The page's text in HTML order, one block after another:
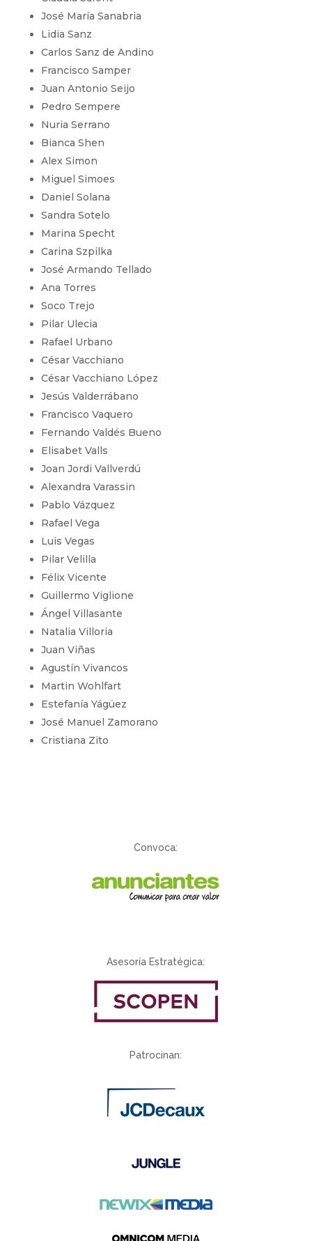
José María Sanabria
Lidia Sanz
Carlos Sanz de Andino
Francisco Samper
Juan Antonio Seijo
Pedro Sempere
Nuria Serrano
Bianca Shen
Alex Simon
Miguel Simoes
Daniel Solana
Sandra Sotelo
Marina Specht
Carina Szpilka
José Armando Tellado
Ana Torres
Soco Trejo
Pilar Ulecia
Rafael Urbano
César Vacchiano
César Vacchiano López
Jesús Valderrábano
Francisco Vaquero
Fernando Valdés Bueno
Elisabet Valls
Joan Jordi Vallverdú
Alexandra Varassin
Pablo Vázquez
Rafael Vega
Luis Vegas
Pilar Velilla
Félix Vicente
Guillermo Viglione
Ángel Villasante
Natalia Villoria
Juan Viñas
Agustín Vivancos
Martin Wohlfart
Estefanía Yágüez
José Manuel Zamorano
Cristiana Zito
Convoca:
Asesoría Estratégica:
Patrocinan: